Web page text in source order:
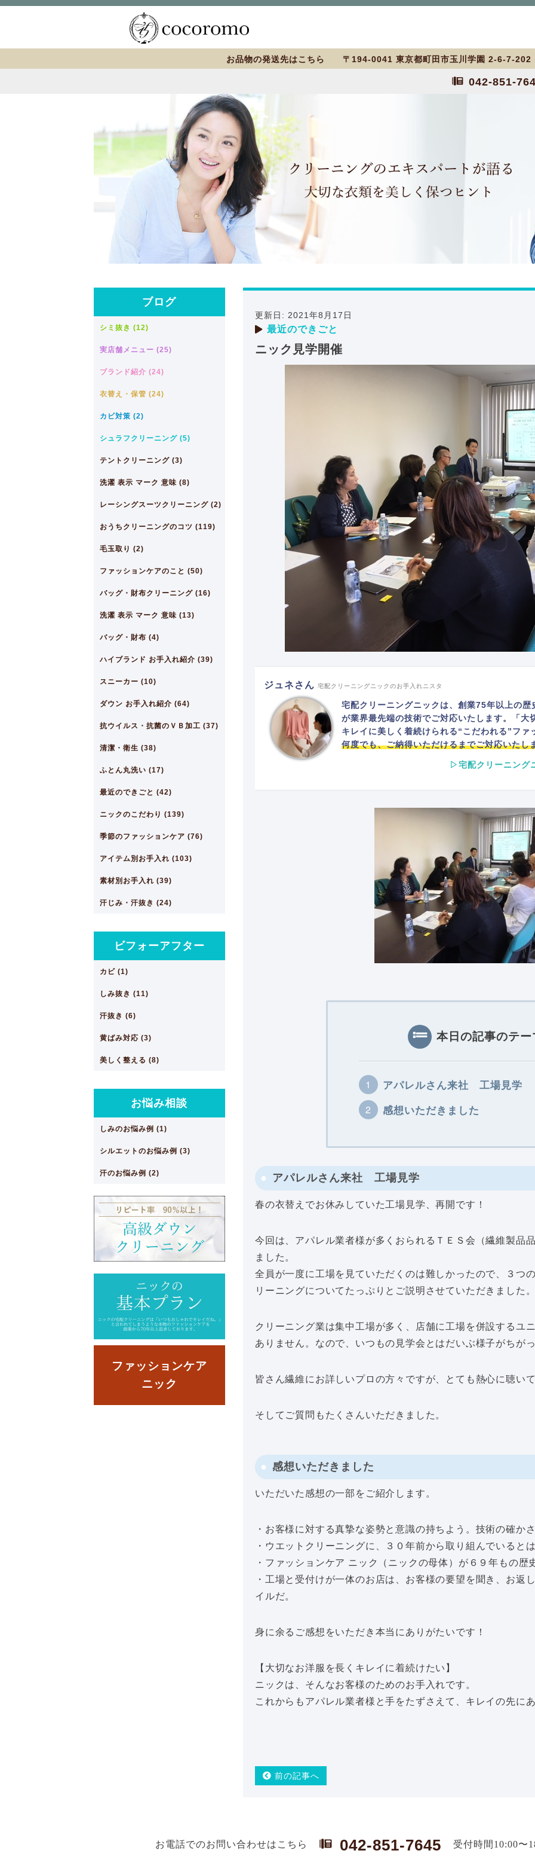
お品物の発送先はこちら 〒194-0041 東京都町田市玉川学園 2-6-7-
042-851-
更新日: 2021年8月17日
最近のできごと
ニック見学開催
ジュネさん 宅配クリーニングニックのお手入れニスタ
宅配クリーニングニックは、創業75年以上の
が業界最先端の技術でご対応いたします。「大
キレイに美しく着続けられる“こだわれる”フ
何度でも、ご納得いただけるまでご対応いたし
▷宅配クリーニング
本日の記事のテー
アパレルさん来社 工場見学
感想いただきました
アパレルさん来社 工場見学
春の衣替えでお休みしていた工場見学、再開です！
今回は、アパレル業者様が多くおられるＴＥＳ会（繊維製品
ました。
全員が一度に工場を見ていただくのは難しかったので、３つ
リーニングについてたっぷりとご説明させていただきました
クリーニング業は集中工場が多く、店舗に工場を併設するユ
ありません。なので、いつもの見学会とはだいぶ様子がちが
皆さん繊維にお詳しいプロの方々ですが、とても熱心に聴い
そしてご質問もたくさんいただきました。
感想いただきました
いただいた感想の一部をご紹介します。
・お客様に対する真摯な姿勢と意識の持ちよう。技術の確か
・ウエットクリーニングに、３０年前から取り組んでいると
・ファッションケア ニック（ニックの母体）が６９年もの歴
・工場と受付けが一体のお店は、お客様の要望を聞き、お返
イルだ。
身に余るご感想をいただき本当にありがたいです！
【大切なお洋服を長くキレイに着続けたい】
ニックは、そんなお客様のためのお手入れです。
これからもアパレル業者様と手をたずさえて、キレイの先に
前の記事へ
ブログ
シミ抜き (12)
実店舗メニュー (25)
ブランド紹介 (24)
衣替え・保管 (24)
カビ対策 (2)
シュラフクリーニング (5)
テントクリーニング (3)
洗濯 表示 マーク 意味 (8)
レーシングスーツクリーニング (2)
おうちクリーニングのコツ (119)
毛玉取り (2)
ファッションケアのこと (50)
バッグ・財布クリーニング (16)
洗濯 表示 マーク 意味 (13)
バッグ・財布 (4)
ハイブランド お手入れ紹介 (39)
スニーカー (10)
ダウン お手入れ紹介 (64)
抗ウイルス・抗菌のＶＢ加工 (37)
清潔・衛生 (38)
ふとん丸洗い (17)
最近のできごと (42)
ニックのこだわり (139)
季節のファッションケア (76)
アイテム別お手入れ (103)
素材別お手入れ (39)
汗じみ・汗抜き (24)
ビフォーアフター
カビ (1)
しみ抜き (11)
汗抜き (6)
黄ばみ対応 (3)
美しく整える (8)
お悩み相談
しみのお悩み例 (1)
シルエットのお悩み例 (3)
汗のお悩み例 (2)
ファッションケア
ニック
お電話でのお問い合わせはこちら 042-851-7645 受付時間10:00〜